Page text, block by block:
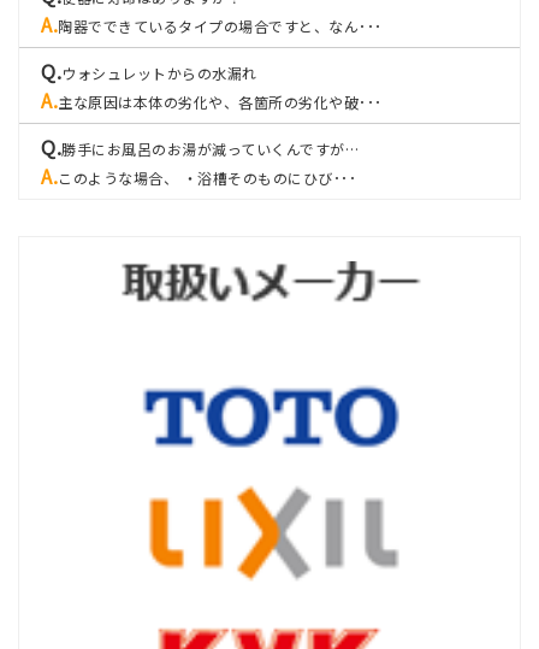
陶器でできているタイプの場合ですと、なん･･･
ウォシュレットからの水漏れ
主な原因は本体の劣化や、各箇所の劣化や破･･･
勝手にお風呂のお湯が減っていくんですが…
このような場合、 ・浴槽そのものにひび･･･